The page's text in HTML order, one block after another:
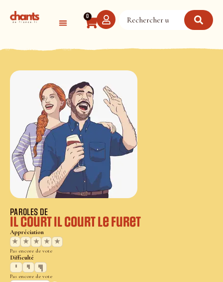
0
PAROLES DE
Il Court il Court le Furet
Appréciation
★
★ ★ ★ ★
Pas encore de vote
Difficulté
Pas encore de vote